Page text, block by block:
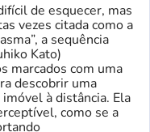
de esquecer, mas
vezes citada como a
a sequência
Kato)
marcados com uma
descobrir uma
à distância. Ela
como se a